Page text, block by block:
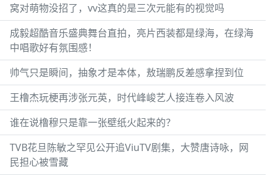
窝对萌物没招了，vv这真的是三次元能有的视觉吗
成毅超酷音乐盛典舞台直拍，亮片西装都是绿海，在绿海
中唱歌好有氛围感！
帅气只是瞬间，抽象才是本体，敖瑞鹏反差感拿捏到位
王橹杰玩梗再涉张元英，时代峰峻艺人接连卷入风波
谁在说橹穆只是靠一张壁纸火起来的？
TVB花旦陈敏之罕见公开追ViuTV剧集，大赞唐诗咏，网
民担心被雪藏